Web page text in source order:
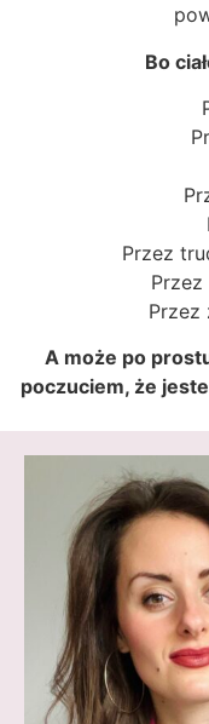
Bo
Przez
Przez
A może po
poczuciem, że